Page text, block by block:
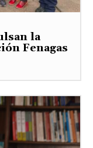
la
Fenagas